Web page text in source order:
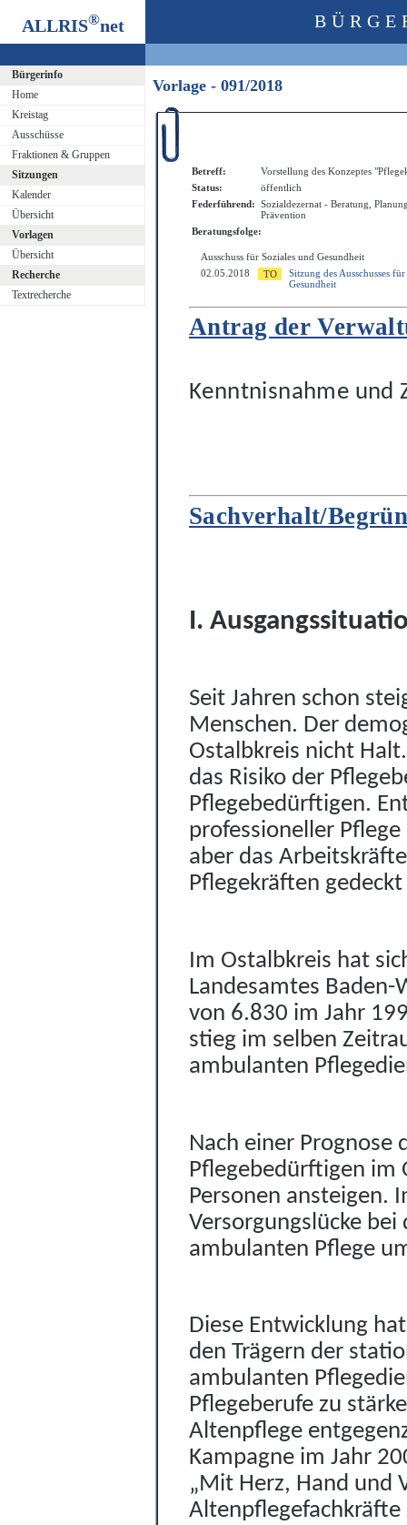
ALLRIS®net
Bürgerinfo
Home
Kreistag
Ausschüsse
Fraktionen & Gruppen
Sitzungen
Kalender
Übersicht
Vorlagen
Übersicht
Recherche
Textrecherche
Vorlage - 091/2018
Betreff:
Vorstellung des Konzeptes
Status:
öffentlich
Federführend: Sozialdezernat - Beratung,
Prävention
Beratungsfolge:
Ausschuss für Soziales und Gesundheit
02.05.2018
Sitzung des Ausschusses
Gesundheit
Antrag der
Kenntnisnahme und
Sachverhalt/
I.
Seit Jahren schon
Menschen. Der demo
Ostalbkreis nicht
das Risiko der
Pflegebedürftigen.
professioneller
aber das
Pflegekräften
Im Ostalbkreis hat
Landesamtes
von 6.830 im Jahr
stieg im selben
ambulanten
Nach einer
Pflegebedürftigen im
Personen ansteigen.
Versorgungslücke
ambulanten Pflege
Diese Entwicklung
den Trägern der statio
ambulanten
Pflegeberufe zu
Altenpflege
Kampagne im Jahr
„Mit Herz, Hand und
Altenpflegefachkräfte